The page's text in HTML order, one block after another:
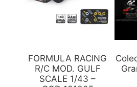
FORMULA RACING
R/C MOD. GULF
SCALE 1/43 –